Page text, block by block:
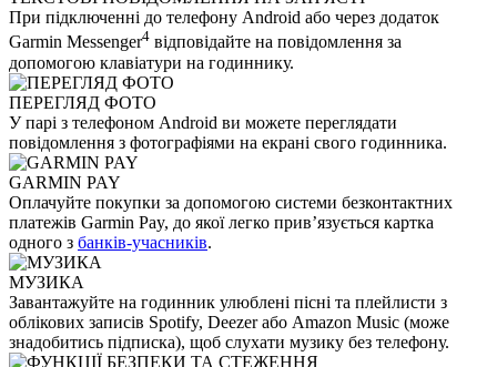
При підключенні до телефону Android або через додаток
Garmin Messenger4 відповідайте на повідомлення за
допомогою клавіатури на годиннику.
ПЕРЕГЛЯД ФОТО
У парі з телефоном Android ви можете переглядати
повідомлення з фотографіями на екрані свого годинника.
GARMIN PAY
Оплачуйте покупки за допомогою системи безконтактних
платежів Garmin Pay, до якої легко прив’язується картка
одного з банків-учасників.
МУЗИКА
Завантажуйте на годинник улюблені пісні та плейлисти з
облікових записів Spotify, Deezer або Amazon Music (може
знадобитись підписка), щоб слухати музику без телефону.